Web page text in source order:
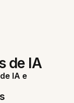
de IA
IA e